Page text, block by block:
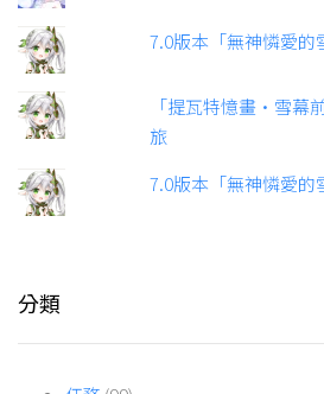
7.0版本「無神憐愛的
「提瓦特憶畫·雪幕
旅
7.0版本「無神憐愛的
分類